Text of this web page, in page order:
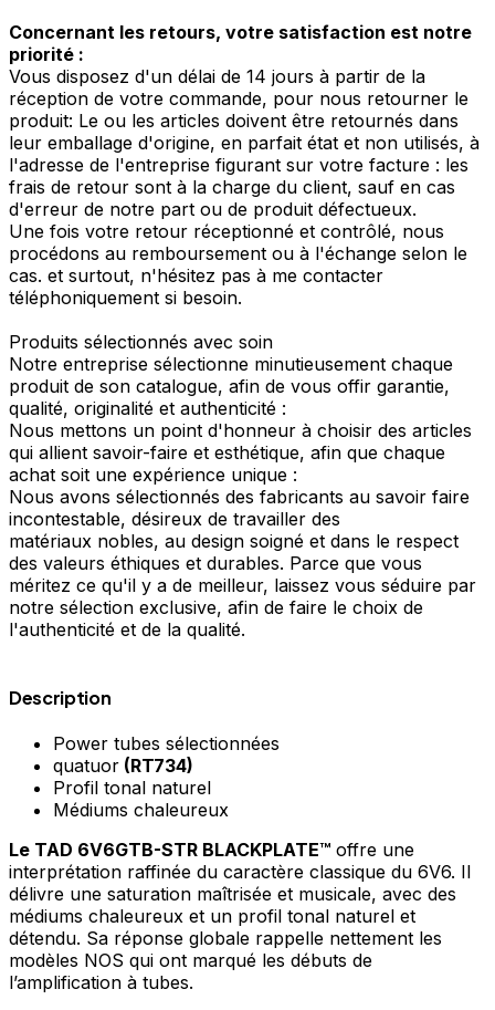
Concernant les retours, votre satisfaction est notre
priorité :
Vous disposez d'un délai de 14 jours à partir de la
réception de votre commande, pour nous retourner le
produit: Le ou les articles doivent être retournés dans
leur emballage d'origine, en parfait état et non utilisés, à
l'adresse de l'entreprise figurant sur votre facture : les
frais de retour sont à la charge du client, sauf en cas
d'erreur de notre part ou de produit défectueux.
Une fois votre retour réceptionné et contrôlé, nous
procédons au remboursement ou à l'échange selon le
cas. et surtout, n'hésitez pas à me contacter
téléphoniquement si besoin.
Produits sélectionnés avec soin
Notre entreprise sélectionne minutieusement chaque
produit de son catalogue, afin de vous offir garantie,
qualité, originalité et authenticité :
Nous mettons un point d'honneur à choisir des articles
qui allient savoir-faire et esthétique, afin que chaque
achat soit une expérience unique :
Nous avons sélectionnés des fabricants au savoir faire
incontestable, désireux de travailler des
matériaux nobles, au design soigné et dans le respect
des valeurs éthiques et durables. Parce que vous
méritez ce qu'il y a de meilleur, laissez vous séduire par
notre sélection exclusive, afin de faire le choix de
l'authenticité et de la qualité.
Description
Power tubes sélectionnées
quatuor (RT734)
Profil tonal naturel
Médiums chaleureux
Le TAD 6V6GTB-STR BLACKPLATE™ offre une
interprétation raffinée du caractère classique du 6V6. Il
délivre une saturation maîtrisée et musicale, avec des
médiums chaleureux et un profil tonal naturel et
détendu. Sa réponse globale rappelle nettement les
modèles NOS qui ont marqué les débuts de
l’amplification à tubes.